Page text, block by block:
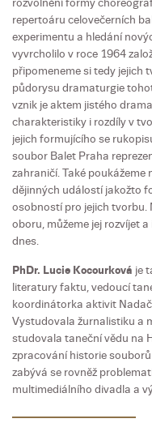
rozvolnění formy
repertoáru celovečerních
experimentu a hledání
vyvrcholilo v roce 1964
připomeneme si tedy jejich
půdorysu dramaturgie
vznik je aktem jistého
charakteristiky i rozdíly v
jejich formujícího se
soubor Balet Praha
zahraničí. Také poukážeme
dějinných událostí jakožto
osobností pro jejich tvorbu.
oboru, můžeme jej rozvíjet
dnes.
PhDr. Lucie Kocourková je
literatury faktu, vedoucí
koordinátorka aktivit
Vystudovala žurnalistiku a
studovala taneční vědu na
zpracování historie
zabývá se rovněž
multimediálního divadla a